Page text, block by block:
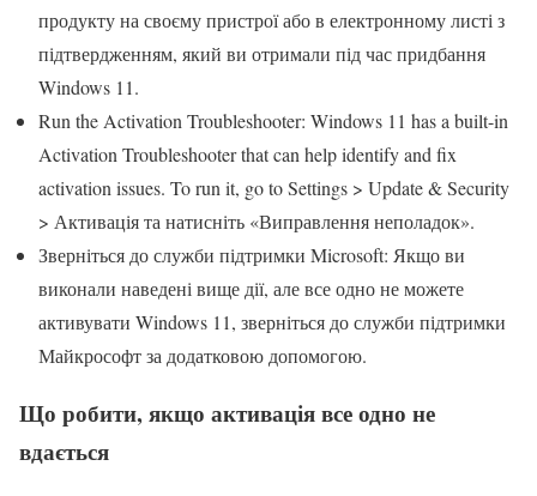
продукту на своєму пристрої або в електронному листі з
підтвердженням, який ви отримали під час придбання
Windows 11.
Run the Activation Troubleshooter: Windows 11 has a built-in
Activation Troubleshooter that can help identify and fix
activation issues. To run it, go to Settings > Update & Security
> Активація та натисніть «Виправлення неполадок».
Зверніться до служби підтримки Microsoft: Якщо ви
виконали наведені вище дії, але все одно не можете
активувати Windows 11, зверніться до служби підтримки
Майкрософт за додатковою допомогою.
Що робити, якщо активація все одно не
вдається